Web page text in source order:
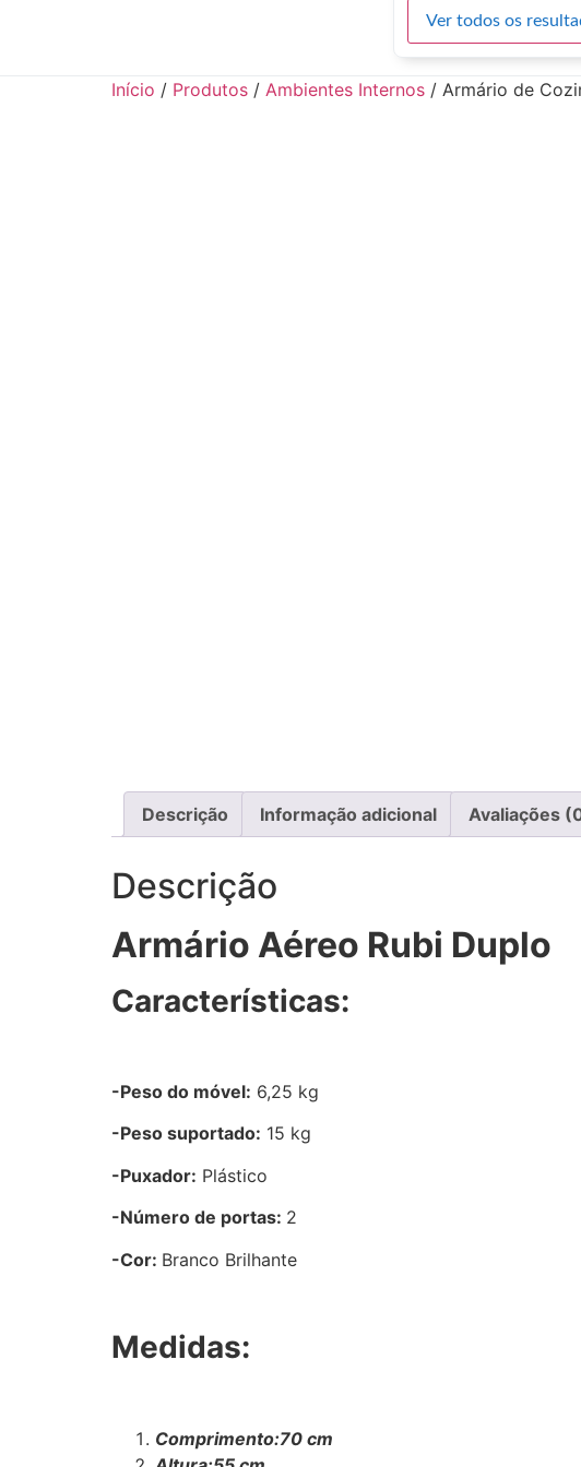
Ver todos os
Início / Produtos / Ambientes Internos / Armário de
Descrição Informação adicional Avaliações
Descrição
Armário Aéreo Rubi Duplo
Características:
-Peso do móvel: 6,25 kg
-Peso suportado: 15 kg
-Puxador: Plástico
-Número de portas: 2
-Cor: Branco Brilhante
Medidas:
Comprimento:70 cm